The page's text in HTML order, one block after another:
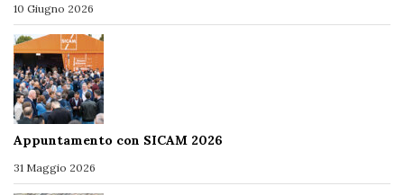
10 Giugno 2026
Appuntamento con SICAM 2026
31 Maggio 2026